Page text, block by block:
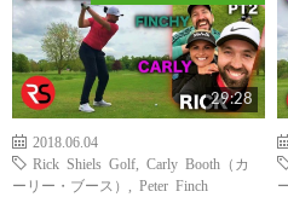
29:28
2018.06.04
Rick Shiels Golf
Carly Booth（カ
ーリー・ブース）
Peter Finch